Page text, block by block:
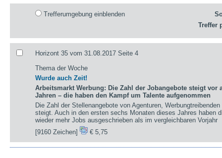
Trefferumgebung einblenden
Treffer
Horizont 35 vom 31.08.2017 Seite 4
Thema der Woche
Wurde auch Zeit!
Arbeitsmarkt Werbung: Die Zahl der Jobangebote steigt vor
Jahren – die haben den Kampf um Talente aufgenommen
Die Zahl der Stellenangebote von Agenturen,
steigt. Auch in den ersten sechs Monaten dieses Jahres haben
wieder mehr Jobs ausgeschrieben als im vergleichbaren Vorjahr
[9160 Zeichen]
€ 5,75